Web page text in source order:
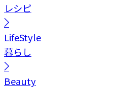
レシピ
LifeStyle
暮らし
Beauty